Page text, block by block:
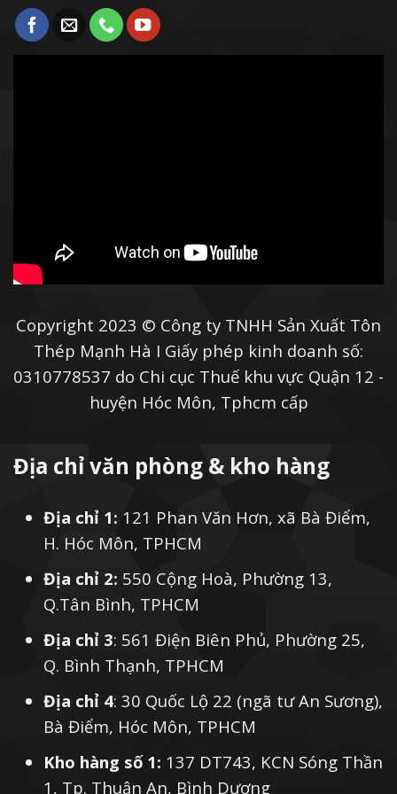
Tôn mạ màu kết hợp thêm lớp xốp
cách âm, cách nhiệt dùng làm vách
Gia công biển quảng cáo, bảng tên
công ty, biển báo giao thông,...
Sử dụng trong các thiết bị gia dụng và
ngành công nghiệp ô tô như cốc lọc
gió, ống gió ô tô.
Làm vỏ đồ điện tử, điện lạnh như vỏ
Sản xuất đồ trang trí nội thất và đồ thủ
Làm ống dẫn nước và thoát nước cho
các công trình nhà cao tầng, dự án quy
mô lớn.
4/ Nhược điểm
Tôn mạ màu có một hạn chế là dễ bị rỉ sét, oxy
hóa khi tôn bị trầy xước hay lớp mạ kẽm bị
phá hủy. Do đó, khi vận chuyển, thi công cần
cẩn thận không làm ảnh hưởng đến bề mặt
tôn, tránh gây ra các vết trầy xước vừa làm
Copyright 2023 © Công ty TNHH Sản Xuất Tôn
Thép Mạnh Hà I Giấy phép kinh doanh số:
0310778537 do Chi cục Thuế khu vực Quận 12 -
huyện Hóc Môn, Tphcm cấp
Địa chỉ văn phòng & kho hàng
Địa chỉ 1: 121 Phan Văn Hơn, xã Bà Điểm,
H. Hóc Môn, TPHCM
Địa chỉ 2: 550 Cộng Hoà, Phường 13,
Q.Tân Bình, TPHCM
Địa chỉ 3: 561 Điện Biên Phủ, Phường 25,
Q. Bình Thạnh, TPHCM
Địa chỉ 4: 30 Quốc Lộ 22 (ngã tư An Sương),
Bà Điểm, Hóc Môn, TPHCM
Kho hàng số 1: 137 DT743, KCN Sóng Thần
1, Tp. Thuận An, Bình Dương